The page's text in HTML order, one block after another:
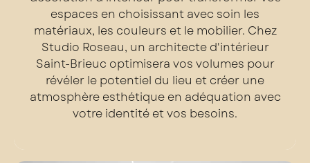
espaces en choisissant avec soin les
matériaux, les couleurs et le mobilier. Chez
Studio Roseau, un architecte d'intérieur
Saint-Brieuc optimisera vos volumes pour
révéler le potentiel du lieu et créer une
atmosphère esthétique en adéquation avec
votre identité et vos besoins.